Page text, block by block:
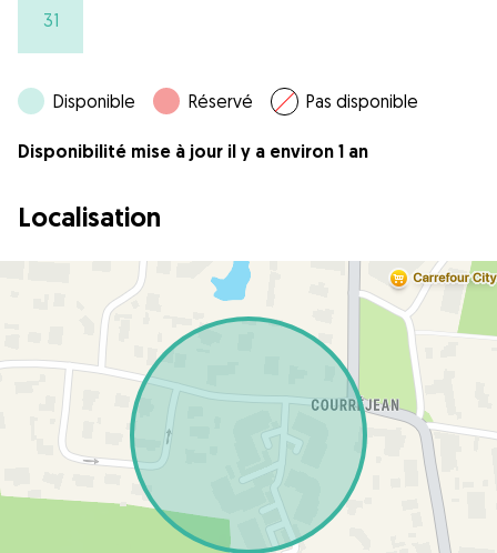
31
Disponible Réservé Pas disponible
Disponibilité mise à jour il y a environ 1 an
Localisation